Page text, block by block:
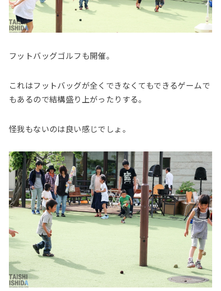
フットバッグゴルフも開催。
これはフットバッグが全くできなくてもできるゲームで
もあるので結構盛り上がったりする。
怪我もないのは良い感じでしょ。